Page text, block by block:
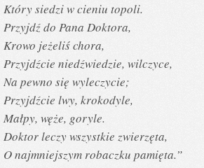
Który siedzi w cieniu topoli.
Przyjdź do Pana Doktora,
Krowo jeżeliś chora,
Przyjdźcie niedźwiedzie, wilczyce,
Na pewno się wyleczycie;
Przyjdźcie lwy, krokodyle,
Małpy, węże, goryle.
Doktor leczy wszystkie zwierzęta,
O najmniejszym robaczku pamięta.”